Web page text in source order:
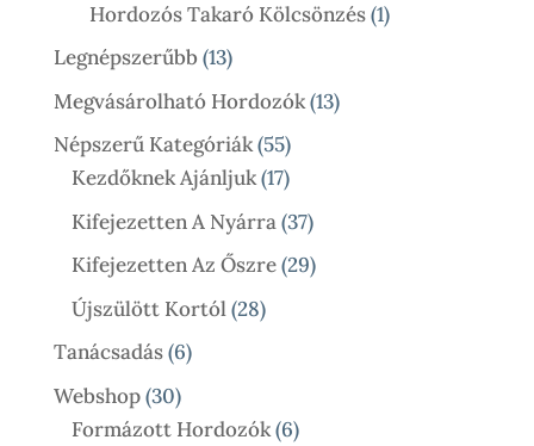
Termék
Hordozós Takaró Kölcsönzés 11
Legnépszerűbb 1313
Termék
Megvásárolható Hordozók 1313
Népszerű Kategóriák 5555
Termék
Kezdőknek Ajánljuk 1717
Termék
Kifejezetten A Nyárra 3737
Termék
Kifejezetten Az Őszre 2929
Újszülött Kortól 2828
Tanácsadás 66
Webshop 3030
Termék
Formázott Hordozók 66